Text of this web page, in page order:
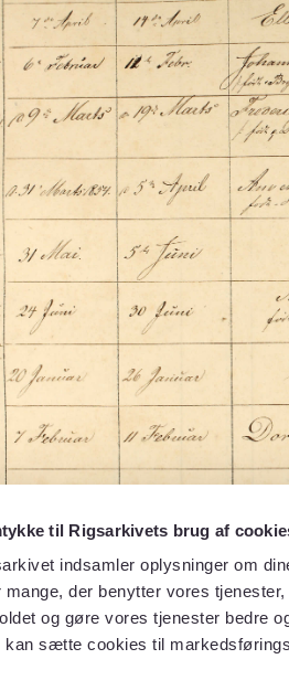
til Rigsarkivets brug af
indsamler oplysninger om
mange, der benytter vores
og gøre vores tjenester bedre
kan sætte cookies til